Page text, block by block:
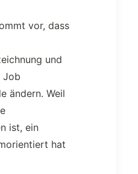
vor, dass
und
Job
ändern. Weil
ist, ein
hat